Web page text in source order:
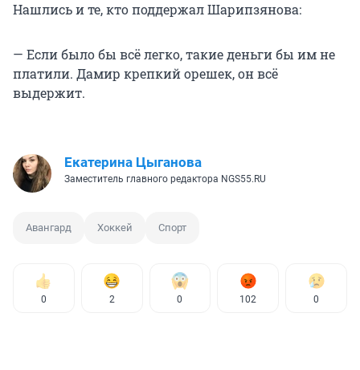
Нашлись и те, кто поддержал Шарипзянова:
— Если было бы всё легко, такие деньги бы им не
платили. Дамир крепкий орешек, он всё
выдержит.
Екатерина Цыганова
Заместитель главного редактора NGS55.RU
Авангард Хоккей Спорт
0 2 0 102 0